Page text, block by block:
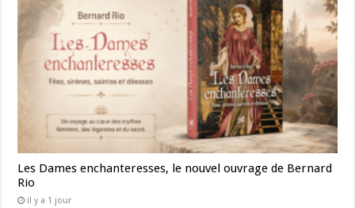
Les Dames enchanteresses, le nouvel ouvrage de Bernard
Rio
il y a 1 jour